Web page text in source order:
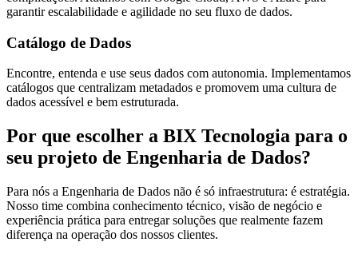
garantir escalabilidade e agilidade no seu fluxo de dados.
Catálogo de Dados
Encontre, entenda e use seus dados com autonomia. Implementamos
catálogos que centralizam metadados e promovem uma cultura de
dados acessível e bem estruturada.
Por que escolher a BIX Tecnologia para o
seu projeto de Engenharia de Dados?
Para nós a Engenharia de Dados não é só infraestrutura: é estratégia.
Nosso time combina conhecimento técnico, visão de negócio e
experiência prática para entregar soluções que realmente fazem
diferença na operação dos nossos clientes.